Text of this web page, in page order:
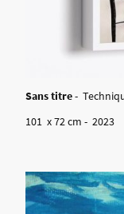
Sans titre-
101 x 72 cm - 2023